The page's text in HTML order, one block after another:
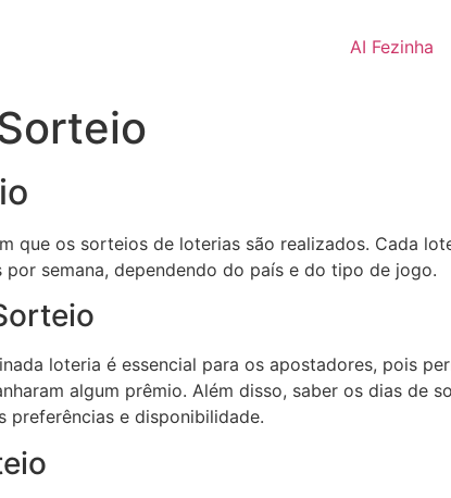
AI Fezinha
que os sorteios de loterias são realizados. Cada
semana, dependendo do país e do tipo de jogo.
loteria é essencial para os apostadores, pois
algum prêmio. Além disso, saber os dias de
preferências e disponibilidade.